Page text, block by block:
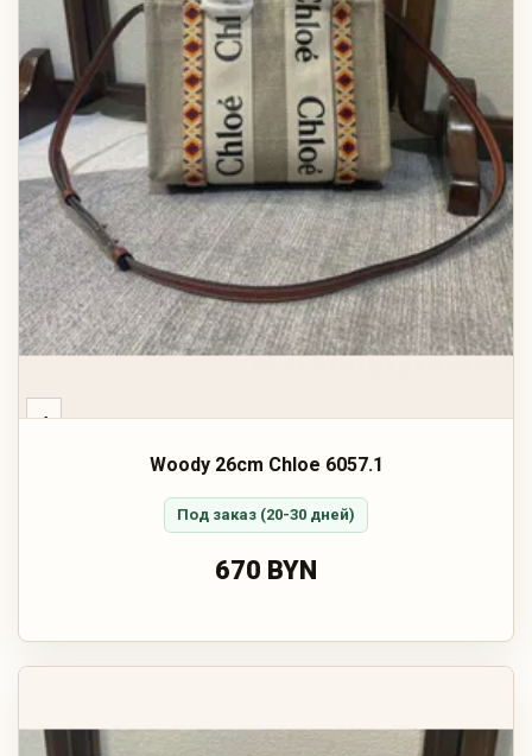
‹
Woody 26cm Chloe 6057.1
Под заказ (20-30 дней)
670 BYN